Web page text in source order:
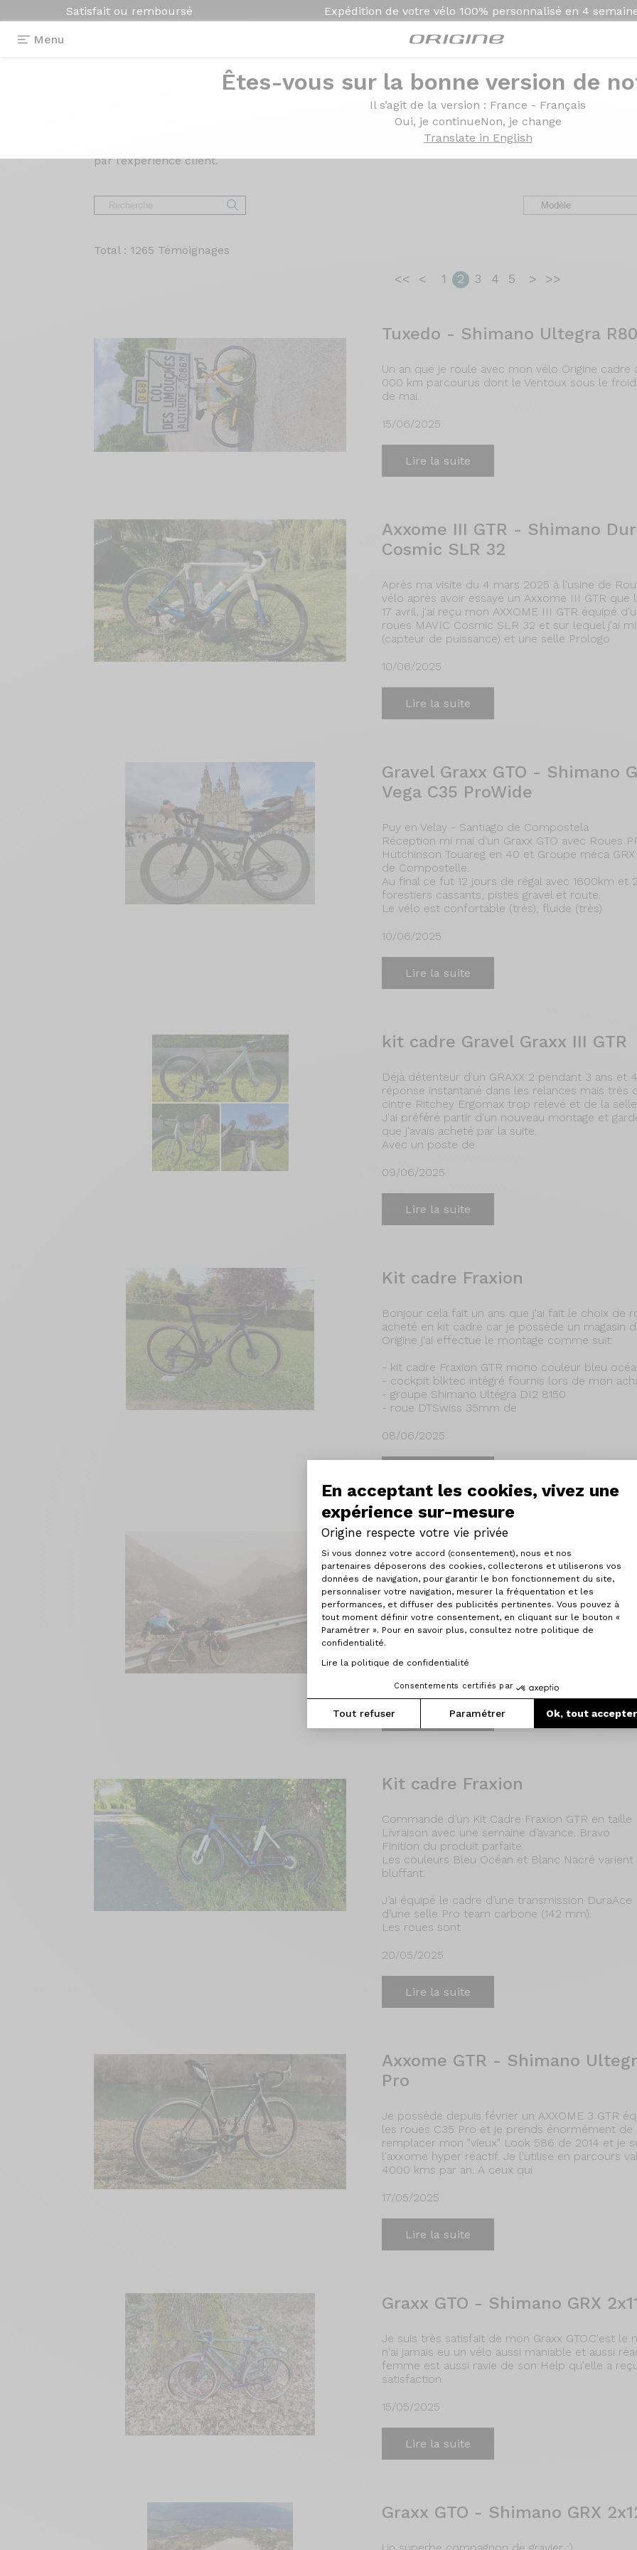
En acceptant les cookies, vivez une
expérience sur-mesure
Origine respecte votre vie privée
Plateforme de Gestion du
Si vous donnez votre accord (consentement), nous et nos
partenaires déposerons des cookies, collecterons et utiliserons vos
données de navigation, pour garantir le bon fonctionnement du site,
personnaliser votre navigation, mesurer la fréquentation et les
performances, et diffuser des publicités pertinentes. Vous pouvez à
tout moment définir votre consentement, en cliquant sur le bouton «
Paramétrer ». Pour en savoir plus, consultez notre politique de
confidentialité.
Lire la politique de confidentialité
Consentements certifiés par
Tout refuser Paramétrer Ok, tout accepter
Axeptio consent
Satisfait ou remboursé Expédition de votre vélo 100% personnalisé en 4
Menu
Êtes-vous sur la bonne version de
Il s’agit de la version : France - Français
Oui, je continueNon, je change
Translate in English
témoignages des clients
Lisez les avis sur nos vélos de Route, Gravel, VTT et VAE. Des retours d’expérience, de la
par l’expérience client.
Total : 1265 Témoignages
<< < 1 2 3 4 5 > >>
Tuxedo - Shimano Ultegra
Un an que je roule avec mon vélo Origine
000 km parcourus dont le Ventoux sous le
de mai.
15/06/2025
Lire la suite
Axxome III GTR - Shimano
Cosmic SLR 32
Après ma visite du 4 mars 2025 à l'usine de
vélo après avoir essayé un Axxome III GTR
17 avril, j'ai reçu mon AXXOME III GTR équipé
roues MAVIC Cosmic SLR 32 et sur lequel j'ai
(capteur de puissance) et une selle Prologo
10/06/2025
Lire la suite
Gravel Graxx GTO - Shimano
Vega C35 ProWide
Puy en Velay - Santiago de Compostela
Réception mi mai d'un Graxx GTO avec Roues
Hutchinson Touareg en 40 et Groupe méca
de Compostelle.
Au final ce fut 12 jours de régal avec 1600km
forestiers cassants, pistes gravel et route.
Le vélo est confortable (très), fluide (très)
10/06/2025
Lire la suite
kit cadre Gravel Graxx III GTR
Déjà détenteur d'un GRAXX 2 pendant 3 ans et
réponse instantané dans les relances mais très
cintre Ritchey Ergomax trop relevé et de la
J'ai préféré partir d'un nouveau montage et
que j'avais acheté par la suite.
Avec un poste de
09/06/2025
Lire la suite
Kit cadre Fraxion
Bonjour cela fait un ans que j'ai fait le choix de
acheté en kit cadre car je possède un magasin
Origine j'ai effectué le montage comme suit:
- kit cadre Fraxion GTR mono couleur bleu
- cockpit blktec intégré fournis lors de mon
- groupe Shimano Ultégra DI2 8150
- roue DTSwiss 35mm de
08/06/2025
Graxx III GTO - Shimano
A22 Pro
Utilisé pour faire la route of caravan au Maroc
sorties à la journée je ne peut en dire que du
j’arrive à enchaîner des heures de pédalage
(au Sahara y’a pas que du sable pas mal de
n’ont pas bougé.
Lire la suite
Kit cadre Fraxion
Commande d’un Kit Cadre Fraxion GTR en
Livraison avec une semaine d’avance. Bravo
Finition du produit parfaite.
Les couleurs Bleu Océan et Blanc Nacré varient
bluffant.
J’ai équipé le cadre d’une transmission
d’une selle Pro team carbone (142 mm).
Les roues sont
20/05/2025
Lire la suite
Axxome GTR - Shimano
Pro
Je possède depuis février un AXXOME 3 GTR
les roues C35 Pro et je prends énormément de
remplacer mon "vieux" Look 586 de 2014 et je
l'axxome hyper réactif. Je l'utilise en parcours
4000 kms par an. A ceux qui
17/05/2025
Lire la suite
Graxx GTO - Shimano GRX
Je suis très satisfait de mon Graxx GTO.C'est
n'ai jamais eu un vélo aussi maniable et aussi
femme est aussi ravie de son Help qu'elle a
satisfaction.
15/05/2025
Lire la suite
Graxx GTO - Shimano GRX